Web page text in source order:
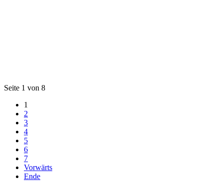
Seite 1 von 8
1
2
3
4
5
6
7
Vorwärts
Ende